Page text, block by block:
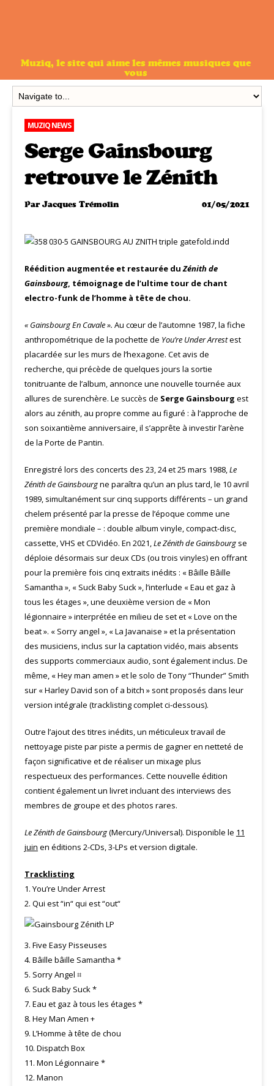
Muziq, le site qui aime les mêmes musiques que
vous
MUZIQ NEWS
Serge Gainsbourg
retrouve le Zénith
ParJacques Trémolin 01/05/2021
Réédition augmentée et restaurée duZénith de
Gainsbourg, témoignage de l’ultime tour de chant
electro-funk de l’homme à tête de chou.
« Gainsbourg En Cavale ». Au cœur de l’automne 1987, la fiche
anthropométrique de la pochette de You’re Under Arrestest
placardée sur les murs de l’hexagone. Cet avis de
recherche, qui précède de quelques jours la sortie
tonitruante de l’album, annonce une nouvelle tournée aux
allures de surenchère. Le succès de Serge Gainsbourg est
alors au zénith, au propre comme au figuré : à l’approche de
son soixantième anniversaire, il s’apprête à investir l’arène
de la Porte de Pantin.
Enregistré lors des concerts des 23, 24 et 25 mars 1988,Le
Zénith de Gainsbourgne paraîtra qu’un an plus tard, le 10 avril
1989, simultanément sur cinq supports différents – un grand
chelem présenté par la presse de l’époque comme une
première mondiale – : double album vinyle, compact-disc,
cassette, VHS et CDVidéo. En 2021,Le Zénith de Gainsbourg se
déploie désormais sur deux CDs (ou trois vinyles) en offrant
pour la première fois cinq extraits inédits : « Bâille Bâille
Samantha », « Suck Baby Suck », l’interlude « Eau et gaz à
tous les étages », une deuxième version de « Mon
légionnaire » interprétée en milieu de set et « Love on the
beat ». « Sorry angel », « La Javanaise » et la présentation
des musiciens, inclus sur la captation vidéo, mais absents
des supports commerciaux audio, sont également inclus. De
même, « Hey man amen » et le solo de Tony “Thunder” Smith
sur « Harley David son of a bitch » sont proposés dans leur
version intégrale (tracklisting complet ci-dessous).
Outre l’ajout des titres inédits, un méticuleux travail de
nettoyage piste par piste a permis de gagner en netteté de
façon significative et de réaliser un mixage plus
respectueux des performances. Cette nouvelle édition
contient également un livret incluant des interviews des
membres de groupe et des photos rares.
Le Zénith de Gainsbourg(Mercury/Universal). Disponible le 11
juin en éditions 2-CDs, 3-LPs et version digitale.
Tracklisting
1. You’re Under Arrest
2. Qui est “in“ qui est “out“
3. Five Easy Pisseuses
4. Bâille bâille Samantha *
5. Sorry Angel ⌗
6. Suck Baby Suck *
7. Eau et gaz à tous les étages *
8. Hey Man Amen +
9. L’Homme à tête de chou
10. Dispatch Box
11. Mon Légionnaire *
12. Manon